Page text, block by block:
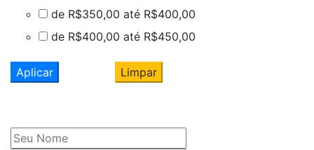
de R$350,00 até R$400,00
de R$400,00 até R$450,00
Aplicar Limpar